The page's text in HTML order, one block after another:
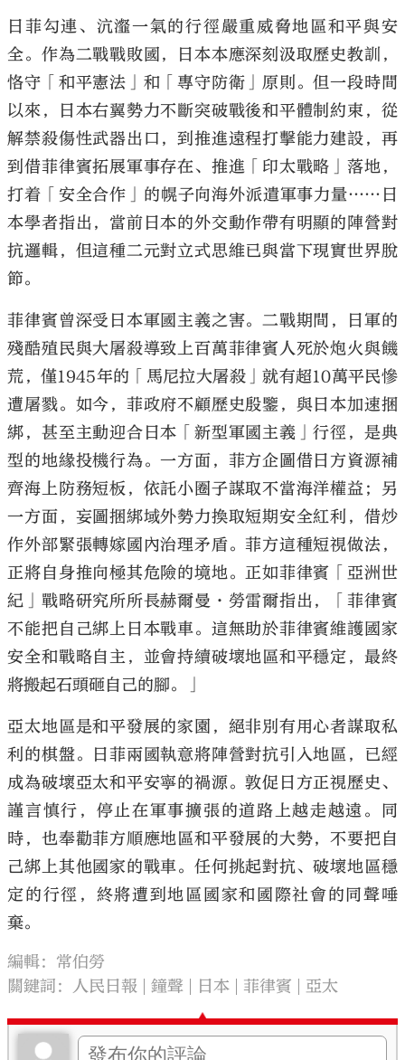
日菲勾連、沆瀣一氣的行徑嚴重威脅地區和平與安
全。作為二戰戰敗國，日本本應深刻汲取歷史教訓，
恪守「和平憲法」和「專守防衛」原則。但一段時間
以來，日本右翼勢力不斷突破戰後和平體制約束，從
解禁殺傷性武器出口，到推進遠程打擊能力建設，再
到借菲律賓拓展軍事存在、推進「印太戰略」落地，
打着「安全合作」的幌子向海外派遣軍事力量……日
本學者指出，當前日本的外交動作帶有明顯的陣營對
抗邏輯，但這種二元對立式思維已與當下現實世界脫
節。
菲律賓曾深受日本軍國主義之害。二戰期間，日軍的
殘酷殖民與大屠殺導致上百萬菲律賓人死於炮火與饑
荒，僅1945年的「馬尼拉大屠殺」就有超10萬平民慘
遭屠戮。如今，菲政府不顧歷史殷鑒，與日本加速捆
綁，甚至主動迎合日本「新型軍國主義」行徑，是典
型的地緣投機行為。一方面，菲方企圖借日方資源補
齊海上防務短板，依託小圈子謀取不當海洋權益；另
一方面，妄圖捆綁域外勢力換取短期安全紅利，借炒
作外部緊張轉嫁國內治理矛盾。菲方這種短視做法，
正將自身推向極其危險的境地。正如菲律賓「亞洲世
紀」戰略研究所所長赫爾曼·勞雷爾指出，「菲律賓
不能把自己綁上日本戰車。這無助於菲律賓維護國家
安全和戰略自主，並會持續破壞地區和平穩定，最終
將搬起石頭砸自己的腳。」
亞太地區是和平發展的家園，絕非別有用心者謀取私
利的棋盤。日菲兩國執意將陣營對抗引入地區，已經
成為破壞亞太和平安寧的禍源。敦促日方正視歷史、
謹言慎行，停止在軍事擴張的道路上越走越遠。同
時，也奉勸菲方順應地區和平發展的大勢，不要把自
己綁上其他國家的戰車。任何挑起對抗、破壞地區穩
定的行徑，終將遭到地區國家和國際社會的同聲唾
棄。
編輯：常伯勞
關鍵詞：
人民日報 鐘聲 日本 菲律賓 亞太